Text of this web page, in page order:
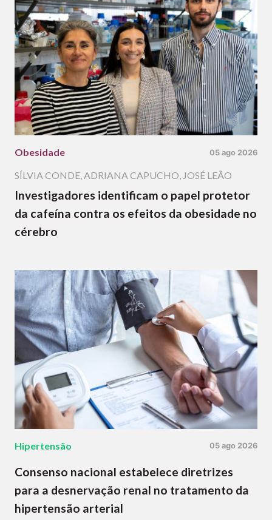
Obesidade 05 ago 2026
SÍLVIA CONDE,ADRIANA CAPUCHO, JOSÉ LEÃO
Investigadores identificam o papel protetor
da cafeína contra os efeitos da obesidade no
cérebro
Hipertensão 05 ago 2026
Consenso nacional estabelece diretrizes
para a desnervação renal no tratamento da
hipertensão arterial